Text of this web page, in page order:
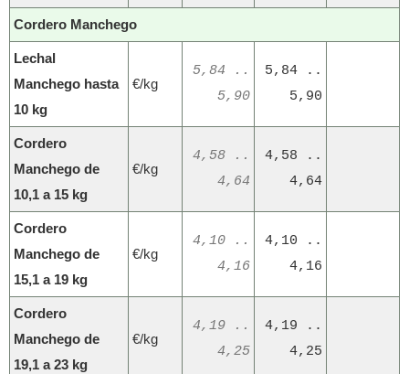
Cordero Manchego
Lechal
Manchego hasta
10 kg
€/kg
5,84 ..
5,90
5,84 ..
5,90
Cordero
Manchego de
10,1 a 15 kg
€/kg
4,58 ..
4,64
4,58 ..
4,64
Cordero
Manchego de
15,1 a 19 kg
€/kg
4,10 ..
4,16
4,10 ..
4,16
Cordero
Manchego de
19,1 a 23 kg
€/kg
4,19 ..
4,25
4,19 ..
4,25